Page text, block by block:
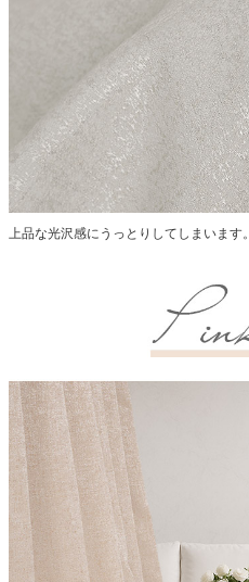
上品な光沢感にうっとりしてしまいます。